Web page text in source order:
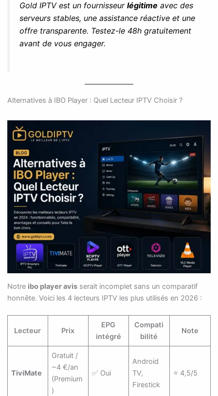
Gold IPTV est un fournisseur légitime avec des
serveurs stables, une assistance réactive et une
offre transparente. Testez-le 48h gratuitement
avant de vous engager.
Alternatives à IBO Player : Quel Lecteur IPTV Choisir ?
Notre ibo player avisserait incomplet sans un comparatif
honnête. Voici les 4 lecteurs IPTV les plus utilisés en 2026 :
Lecteur Prix
EPG
intégré
Compati
bilité
Note
TiviMate
Gratuit /
~4 €/an
(Premium
)
✅ Oui
Android
TV,
Firestick
⭐ 4,5/5